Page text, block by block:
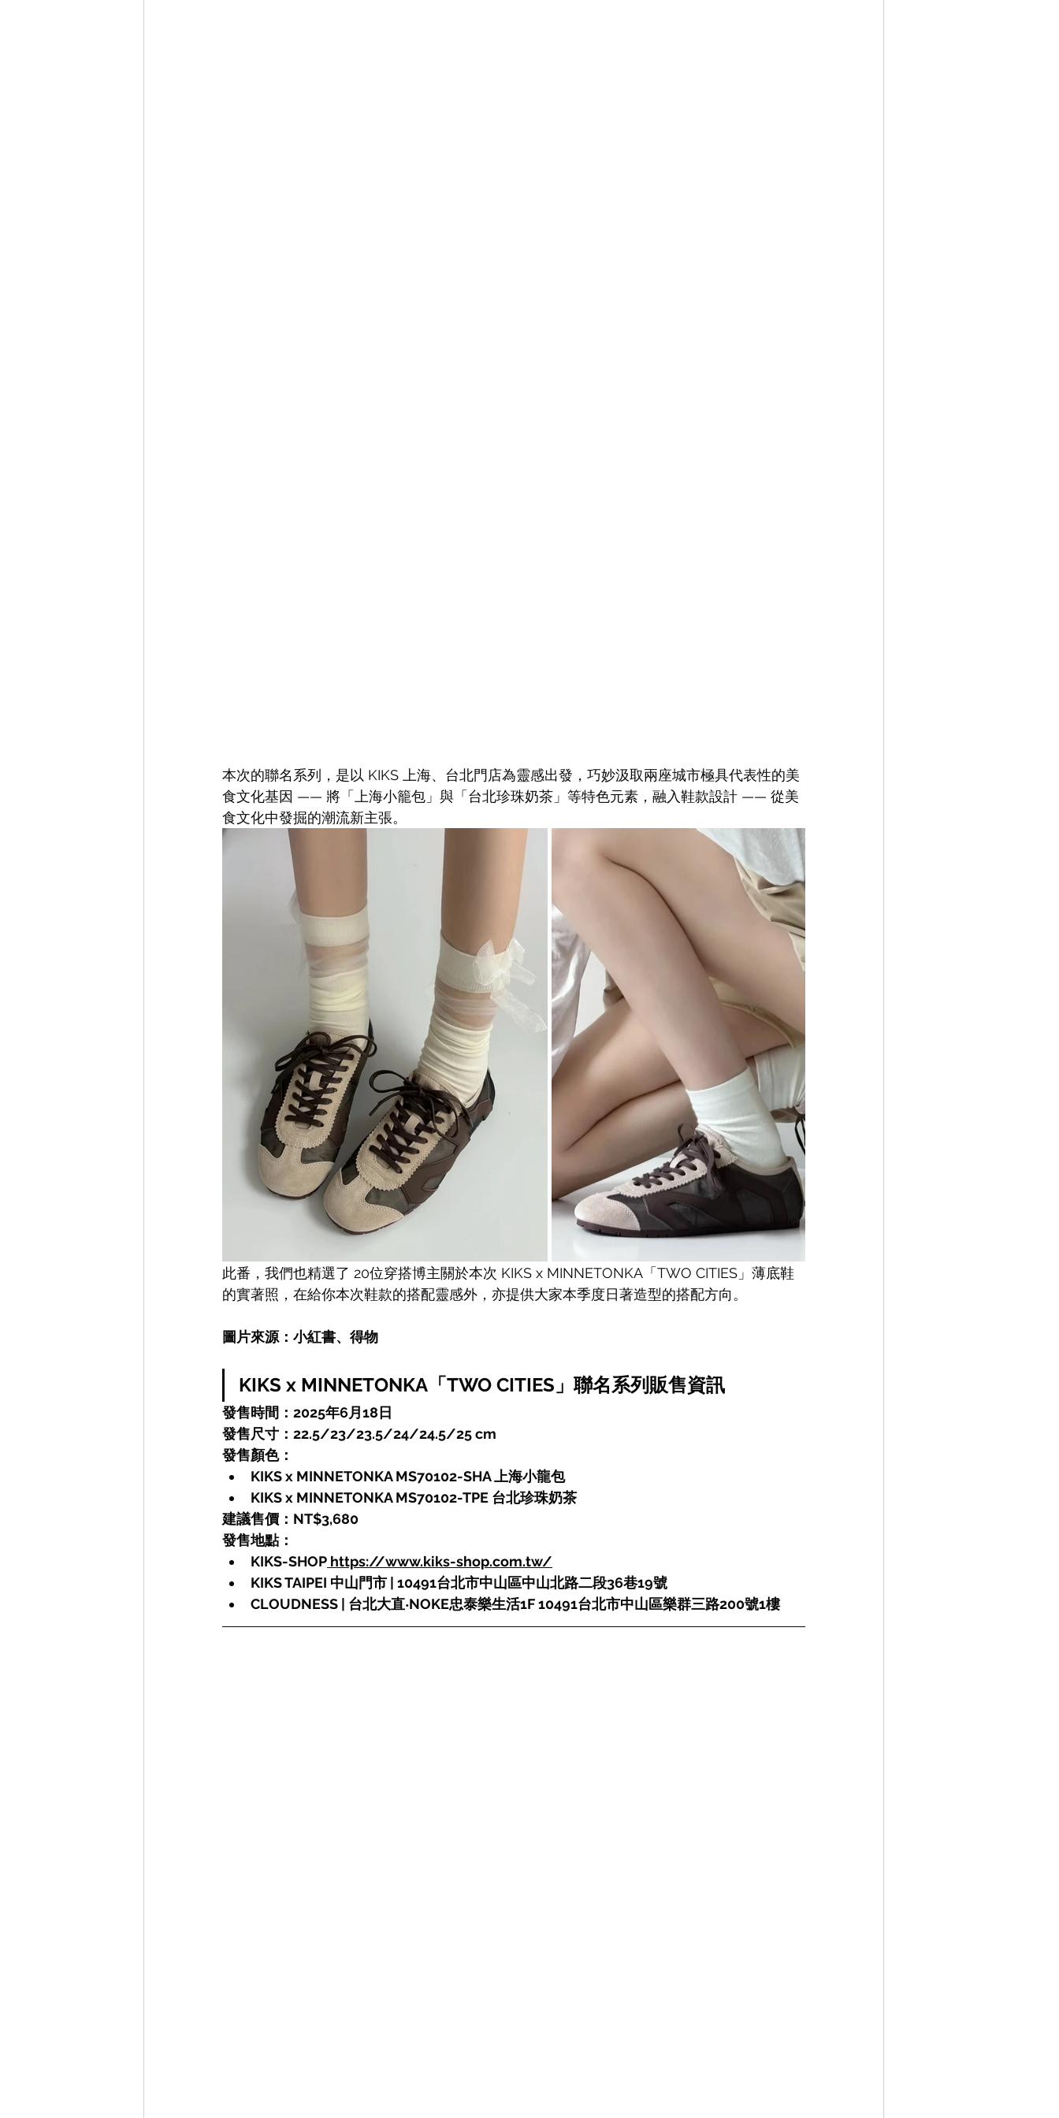
本次的聯名系列，是以 KIKS 上海、台北門店為靈感出發，巧妙汲取兩座城市極具代表性的美
食文化基因 —— 將「上海小籠包」與「台北珍珠奶茶」等特色元素，融入鞋款設計 —— 從美
食文化中發掘的潮流新主張。
此番，我們也精選了 20位穿搭博主關於本次 KIKS x MINNETONKA 「TWO CITIES」 薄底鞋
的實著照，在給你本次鞋款的搭配靈感外，亦提供大家本季度日著造型的搭配方向。
圖片來源：小紅書、得物
KIKS x MINNETONKA「TWO CITIES」聯名系列販售資訊
發售時間：2025年6月18日
發售尺寸：22.5/23/23.5/24/24.5/25 cm
發售顏色：
KIKS x MINNETONKA MS70102-SHA 上海小龍包
KIKS x MINNETONKA MS70102-TPE 台北珍珠奶茶
建議售價：NT$3,680
發售地點：
KIKS-SHOP https://www.kiks-shop.com.tw/
KIKS TAIPEI 中山門市 | 10491台北市中山區中山北路二段36巷19號
CLOUDNESS | 台北大直‧NOKE忠泰樂生活1F 10491台北市中山區樂群三路200號1樓